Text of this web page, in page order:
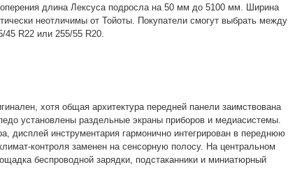
длина Лексуса подросла на 50 мм до 5100 мм. Ширина
неотличимы от Тойоты. Покупатели смогут выбрать между
R22 или 255/55 R20.
хотя общая архитектура передней панели заимствована
установлены раздельные экраны приборов и медиасистемы.
дисплей инструментария гармонично интегрирован в переднюю
контроля заменен на сенсорную полосу. На центральном
беспроводной зарядки, подстаканники и миниатюрный